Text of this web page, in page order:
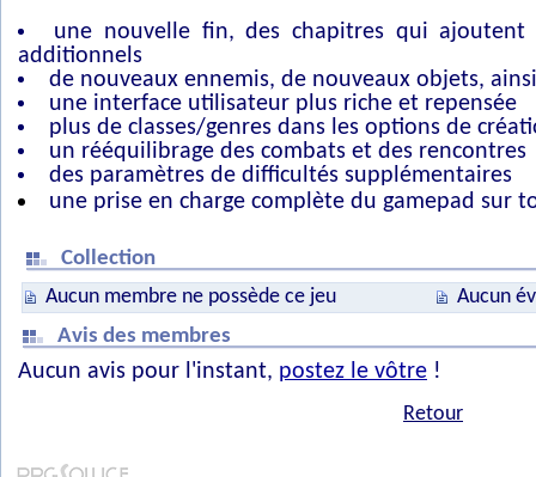
une nouvelle fin, des chapitres qui ajoutent
additionnels
de nouveaux ennemis, de nouveaux objets,
une interface utilisateur plus riche et repensée
plus de classes/genres dans les options de
un rééquilibrage des combats et des rencontres
des paramètres de difficultés supplémentaires
une prise en charge complète du gamepad sur
Collection
Aucun membre ne possède ce jeu
Aucun
Avis des membres
Aucun avis pour l'instant, postez le vôtre !
Retour